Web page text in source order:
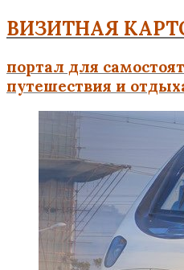
ВИЗИТНАЯ
портал для
путешествия и